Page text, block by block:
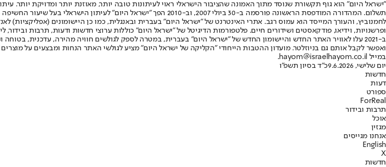
"ישראל היום" הוא גוף תקשורת שנוסד מתוך האמונה שהציבור הישראלי ראוי לעיתונות טובה יותר, מאוזנת יותר ומדויקת יותר.
תשלום. המהדורה המודפסת הראשונה פורסמה ב-30 ביולי 2007, וב-2010 הפך
ופרשנויות, וידיאו, פודקאסטים ושידורים חיים. פלטפורמות הדיגיטל של "ישראל היום" כוללות ערוצי חדשות ודעות, תרבות ובידור,
ב-2021 עלו לאוויר האתר החדש והיישומון החדש של "ישראל היום" בעברית, במטרה לספק לגולשים חוויה מהירה, עדכנית,
ואפשר לקבל אותם גם בניוזלטר. מועדון ההטבות הייחודי "הקליקה של ישראל היום" מציע לגולשי האתר הנחות ומבצעים על
במייל hayom@israelhayom.co.il.
יום שלישי, 9.6.2026
כ"ד בסיון תשפ"ו
חדשות
דעות
ספורט
ForReal
תרבות ובידור
אוכל
מגזין
אנחנו מגייסים
English
X
חדשות